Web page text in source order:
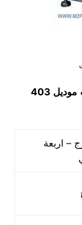
موديل 403
– اربعة